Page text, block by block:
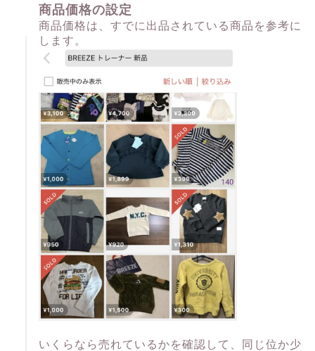
商品価格の設定
商品価格は、すでに出品されている商品を参考に
します。
いくらなら売れているかを確認して、同じ位か少